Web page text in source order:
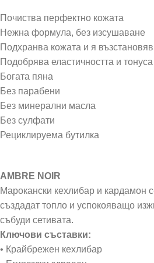
Почиства перфектно кожата
Нежна формула, без изсушаване
Подхранва кожата и я
Подобрява еластичността и тонуса
Богата пяна
Без парабени
Без минерални масла
Без сулфати
Рециклируема бутилка
AMBRE NOIR
Марокански кехлибар и кардамон
създадат топло и успокояващо
събуди сетивата.
Ключови съставки:
• Крайбрежен кехлибар